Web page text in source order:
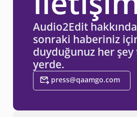
Audio2Edit
sonraki haberiniz
duyduğunuz her
yerde.
press@qaamgo.com